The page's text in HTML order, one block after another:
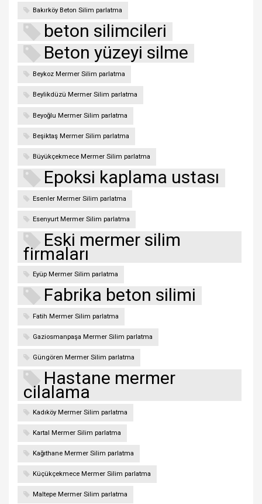
Bakırköy Beton Silim parlatma
beton silimcileri
Beton yüzeyi silme
Beykoz Mermer Silim parlatma
Beylikdüzü Mermer Silim parlatma
Beyoğlu Mermer Silim parlatma
Beşiktaş Mermer Silim parlatma
Büyükçekmece Mermer Silim parlatma
Epoksi kaplama ustası
Esenler Mermer Silim parlatma
Esenyurt Mermer Silim parlatma
Eski mermer silim
firmaları
Eyüp Mermer Silim parlatma
Fabrika beton silimi
Fatih Mermer Silim parlatma
Gaziosmanpaşa Mermer Silim parlatma
Güngören Mermer Silim parlatma
Hastane mermer
cilalama
Kadıköy Mermer Silim parlatma
Kartal Mermer Silim parlatma
Kağıthane Mermer Silim parlatma
Küçükçekmece Mermer Silim parlatma
Maltepe Mermer Silim parlatma